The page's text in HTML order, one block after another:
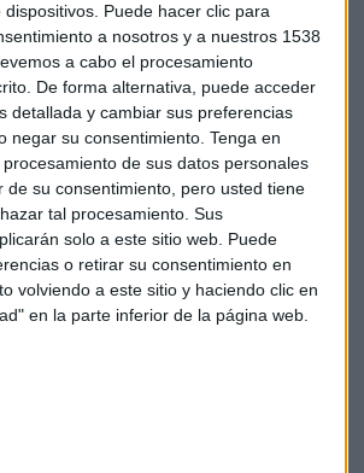
Puede hacer clic para
a nosotros y a nuestros 1538
a cabo el procesamiento
De forma alternativa, puede acceder
detallada y cambiar sus preferencias
negar su consentimiento. Tenga en
de sus datos personales
de su consentimiento, pero usted tiene
tal procesamiento. Sus
solo a este sitio web. Puede
o retirar su consentimiento en
volviendo a este sitio y haciendo clic en
en la parte inferior de la página web.
integra la
en todos los procesos,
como estratégicos de
Busca el equilibrio entre
el impacto positivo y
eficiencia operativa"
de la compañía es la
las antiguas bodegasVinivalen
ambiciosa de regeneración